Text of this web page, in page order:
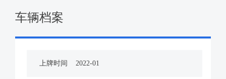
车辆档案
上牌时间 2022-01